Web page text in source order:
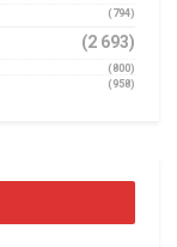
(794)
(2 693)
(800)
(958)